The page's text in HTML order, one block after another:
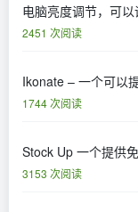
电脑亮度调节，可
2451 次阅读
Ikonate – 一个可以
1744 次阅读
Stock Up 一个提供
3153 次阅读